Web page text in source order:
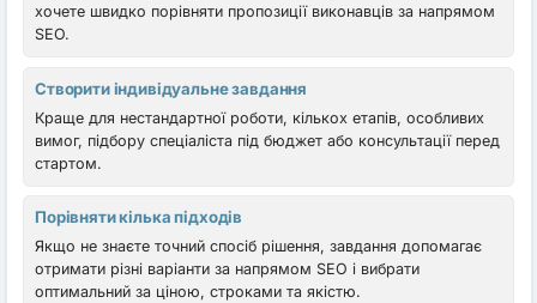
хочете швидко порівняти пропозиції виконавців за напрямом
SEO.
Створити індивідуальне завдання
Краще для нестандартної роботи, кількох етапів, особливих
вимог, підбору спеціаліста під бюджет або консультації перед
стартом.
Порівняти кілька підходів
Якщо не знаєте точний спосіб рішення, завдання допомагає
отримати різні варіанти за напрямом SEO і вибрати
оптимальний за ціною, строками та якістю.